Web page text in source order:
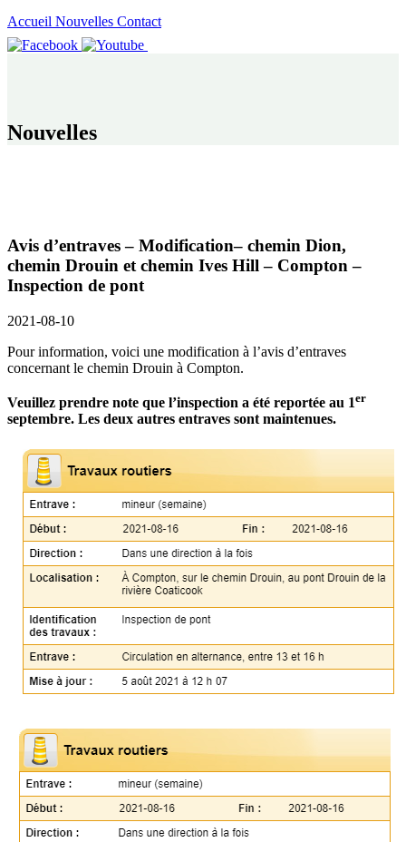
Accueil Nouvelles Contact
Nouvelles
Avis d’entraves – Modification– chemin Dion,
chemin Drouin et chemin Ives Hill – Compton –
Inspection de pont
2021-08-10
Pour information, voici une modification à l’avis d’entraves
concernant le chemin Drouin à Compton.
Veuillez prendre note que l’inspection a été reportée au 1er
septembre. Les deux autres entraves sont maintenues.